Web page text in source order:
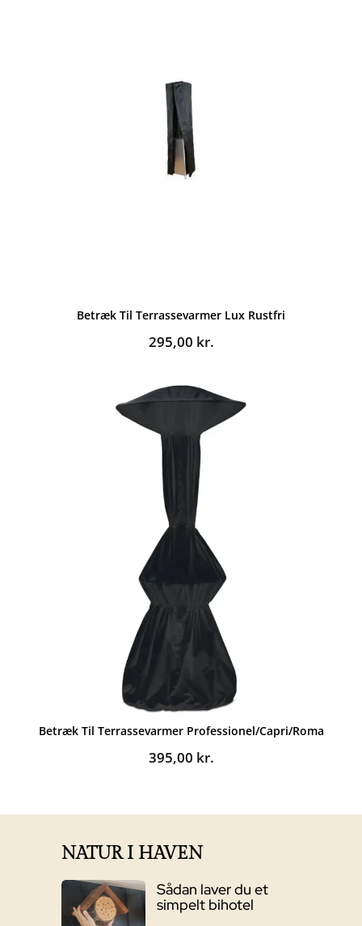
Betræk Til Terrassevarmer Lux Rustfri
295,00 kr.
Betræk Til Terrassevarmer Professionel/Capri/Roma
395,00 kr.
NATUR I HAVEN
Sådan laver du et
simpelt bihotel